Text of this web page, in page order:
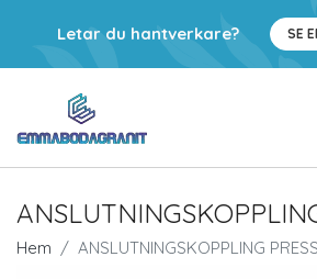
Letar du hantverkare? SE
Hem ANSLUTNINGSKOPPLING